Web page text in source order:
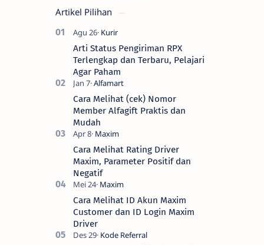
Artikel Pilihan
Arti Status Pengiriman RPX
Terlengkap dan Terbaru, Pelajari
Agar Paham
Cara Melihat (cek) Nomor
Member Alfagift Praktis dan
Mudah
Cara Melihat Rating Driver
Maxim, Parameter Positif dan
Negatif
Cara Melihat ID Akun Maxim
Customer dan ID Login Maxim
Driver